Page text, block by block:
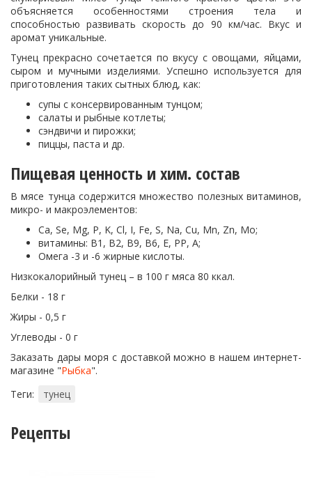
объясняется особенностями строения тела и
способностью развивать скорость до 90 км/час. Вкус и
аромат уникальные.
Тунец прекрасно сочетается по вкусу с овощами, яйцами,
сыром и мучными изделиями. Успешно используется для
приготовления таких сытных блюд, как:
супы с консервированным тунцом;
салаты и рыбные котлеты;
сэндвичи и пирожки;
пиццы, паста и др.
Пищевая ценность и хим. состав
В мясе тунца содержится множество полезных витаминов,
микро- и макроэлементов:
Ca, Se, Mg, P, K, Cl, I, Fe, S, Na, Cu, Mn, Zn, Mo;
витамины: В1, В2, В9, В6, Е, РР, А;
Омега -3 и -6 жирные кислоты.
Низкокалорийный тунец – в 100 г мяса 80 ккал.
Белки - 18 г
Жиры - 0,5 г
Углеводы - 0 г
Заказать дары моря с доставкой можно в нашем интернет-
магазине "Рыбка".
Теги:
тунец
Рецепты